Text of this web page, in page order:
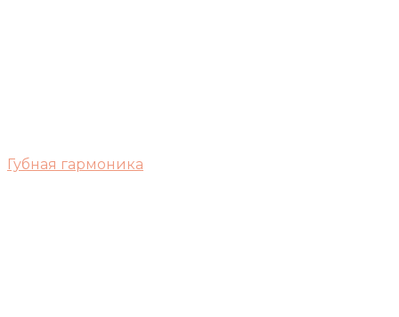
Губная гармоника